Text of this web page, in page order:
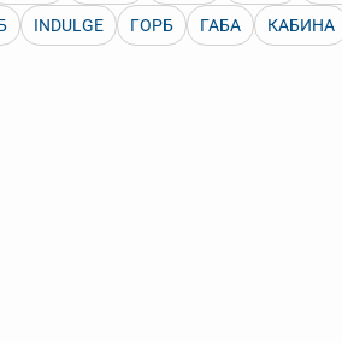
INDULGE ГОРБ ГАБА КАБИНА